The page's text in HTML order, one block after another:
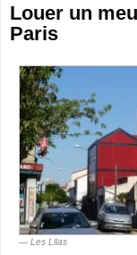
Louer un
Paris
Les Lilas